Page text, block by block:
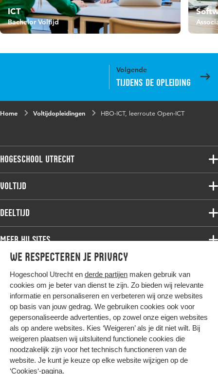
We respecteren je privacy
Hogeschool Utrecht en derde partijen maken gebruik van
cookies om je beter van dienst te zijn. Zo bieden wij relevante
informatie en personaliseren en verbeteren wij onze websites
op basis van jouw gedrag. We gebruiken cookies ook voor
gepersonaliseerde advertenties, op zowel onze eigen websites
als op andere websites. Kies ‘Weigeren’ als je dit niet wilt. Bij
weigeren plaatsen wij uitsluitend functionele cookies die
noodzakelijk zijn voor het technisch functioneren van de
website. Je kunt je keuze op elke website wijzigen op de
‘Cookies‘-pagina.
ICT
Bachelor Voltijd
Volgende
Tijdens de opleiding
Home Voltijdopleidingen HBO-ICT, leerroute Open-ICT
Hogeschool Utrecht
Voltijdopleidingen
Deeltijdopleidingen
Onderzoek
Werken bij de HU
Contact
Voltijd
Associate degree
Bachelor
Master
Studiekeuze voltijd
Deeltijd
Associate degree
Bachelor
Master
Post-master
Studiekeuze deeltijd
Meer HU sites
HU International
HU Bibliotheek
HU Ontwikkelt
Duurzame HU
Intranet
Trajectum
Hier komt alles samen
Colofon
Privacy
Cookies